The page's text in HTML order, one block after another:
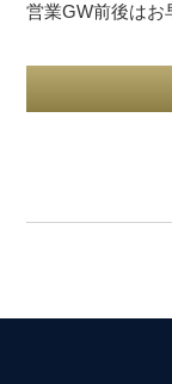
営業GW前後はお